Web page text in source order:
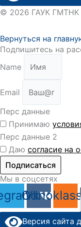
© 2026 ГАУК ГМТНК
Вернуться на
Подпишитесь на
Name
Email
Перс данные
Принимаю
Перс данные 2
Даю согласие на
Подписаться
Мы в соцсетях
Vk
Версия сайта